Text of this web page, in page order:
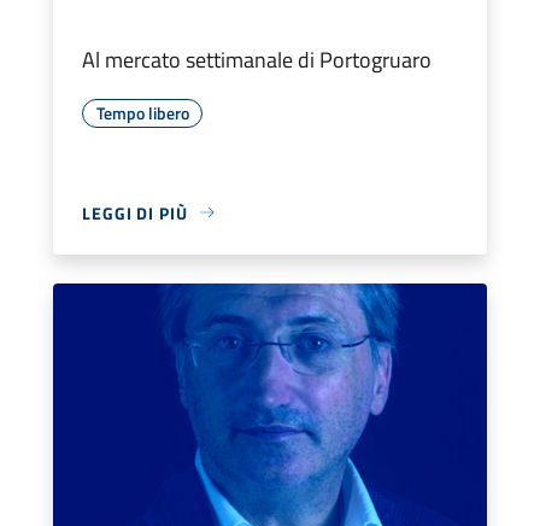
Al mercato settimanale di Portogruaro
Tempo libero
LEGGI DI PIÙ